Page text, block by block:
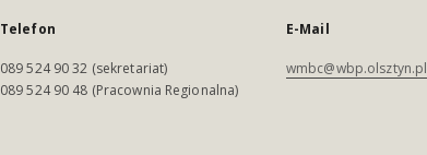
Telefon
089 524 90 32 (sekretariat)
089 524 90 48 (Pracownia Regionalna)
E-Mail
wmbc@wbp.olsztyn.pl